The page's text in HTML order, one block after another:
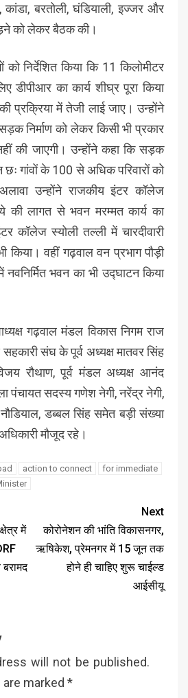
बरतोली, घंडियाली, इज्जर और
को लेकर बैठक की।
को निर्देशित किया कि 11 किलोमीटर
डीपीआर का कार्य शीघ्र पूरा किया
प्रक्रिया में तेजी लाई जाए। उन्होंने
निर्माण को लेकर किसी भी प्रकार
नहीं की जाएगी। उन्होंने कहा कि सड़क
छः गांवों के 100 से अधिक परिवारों को
उन्होंने राजकीय इंटर कॉलेज
की लागत से भवन मरम्मत कार्य का
कॉलेज स्योली तल्ली में चारदीवारी
किया। वहीं गढ़वाल वन प्रभाग पौड़ी
भवन का भी उद्घाटन किया
गढ़वाल मंडल विकास निगम राज
सहकारी संघ के पूर्व अध्यक्ष मातवर सिंह
रौथाण, पूर्व मंडल अध्यक्ष आनंद
पंचायत सदस्य गणेश नेगी, नरेंद्र नेगी,
डब्बल सिंह समेत बड़ी संख्या
मौजूद रहे।
action to connect
for immediate
में
बरामद
Next
कोरोनेशन की भांति विकासनगर,
ऋषिकेश, प्रेमनगर में 15 जून तक
होने ही चाहिए शुरू चाईल्ड
आईसीयू
will not be published.
marked *